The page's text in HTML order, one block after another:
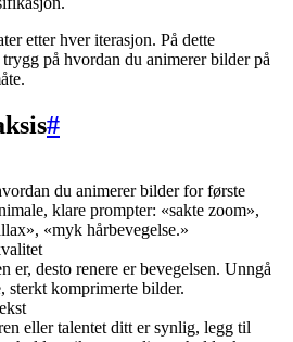
etter hver iterasjon. På dette
på hvordan du animerer bilder på
#
du animerer bilder for første
klare prompter: «sakte zoom»,
«myk hårbevegelse.»
er, desto renere er bevegelsen. Unngå
sterkt komprimerte bilder.
eller talentet ditt er synlig, legg til